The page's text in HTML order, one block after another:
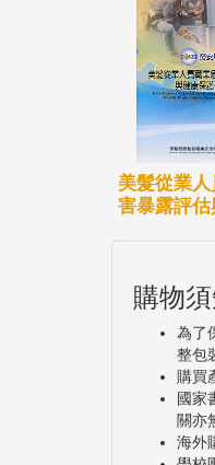
美髮從業
害暴露評
購物
為了
整包
購買
國家
關亦
海外